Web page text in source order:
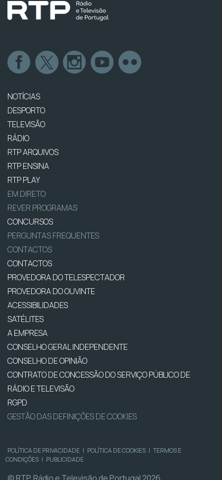
NOTÍCIAS
DESPORTO
TELEVISÃO
RÁDIO
RTP ARQUIVOS
RTP ENSINA
RTP PLAY
EM DIRETO
REVER PROGRAMAS
CONCURSOS
PERGUNTAS FREQUENTES
CONTACTOS
CONTACTOS
PROVEDORA DO TELESPECTADOR
PROVEDORA DO OUVINTE
ACESSIBILIDADES
SATÉLITES
A EMPRESA
CONSELHO GERAL INDEPENDENTE
CONSELHO DE OPINIÃO
CONTRATO DE CONCESSÃO DO SERVIÇO PÚBLICO DE
RÁDIO E TELEVISÃO
RGPD
GESTÃO DAS DEFINIÇÕES DE COOKIES
POLÍTICA DE PRIVACIDADE | POLÍTICA DE COOKIES | TERMOS E
CONDIÇÕES | PUBLICIDADE